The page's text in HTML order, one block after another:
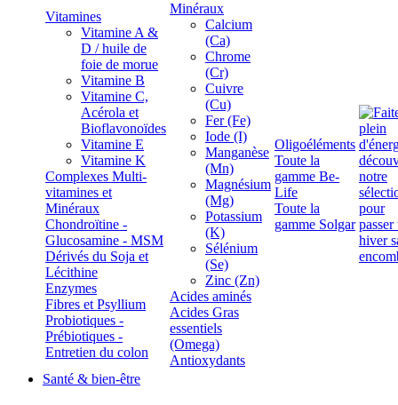
Vitamines
Vitamine A &
D / huile de
foie de morue
Vitamine B
Vitamine C,
Acérola et
Bioflavonoïdes
Vitamine E
Vitamine K
Complexes Multi-
vitamines et
Minéraux
Chondroïtine -
Glucosamine - MSM
Dérivés du Soja et
Lécithine
Enzymes
Fibres et Psyllium
Probiotiques -
Prébiotiques -
Entretien du colon
Minéraux
Calcium
(Ca)
Chrome
(Cr)
Cuivre
(Cu)
Fer (Fe)
Iode (I)
Manganèse
(Mn)
Magnésium
(Mg)
Potassium
(K)
Sélénium
(Se)
Zinc (Zn)
Acides aminés
Acides Gras
essentiels
(Omega)
Antioxydants
Oligoéléments
Toute la
gamme Be-
Life
Toute la
gamme Solgar
Santé & bien-être